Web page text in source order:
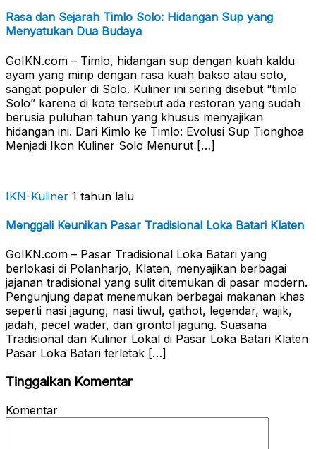
Rasa dan Sejarah Timlo Solo: Hidangan Sup yang
Menyatukan Dua Budaya
GoIKN.com – Timlo, hidangan sup dengan kuah kaldu
ayam yang mirip dengan rasa kuah bakso atau soto,
sangat populer di Solo. Kuliner ini sering disebut “timlo
Solo” karena di kota tersebut ada restoran yang sudah
berusia puluhan tahun yang khusus menyajikan
hidangan ini. Dari Kimlo ke Timlo: Evolusi Sup Tionghoa
Menjadi Ikon Kuliner Solo Menurut […]
IKN-Kuliner 1 tahun lalu
Menggali Keunikan Pasar Tradisional Loka Batari Klaten
GoIKN.com – Pasar Tradisional Loka Batari yang
berlokasi di Polanharjo, Klaten, menyajikan berbagai
jajanan tradisional yang sulit ditemukan di pasar modern.
Pengunjung dapat menemukan berbagai makanan khas
seperti nasi jagung, nasi tiwul, gathot, legendar, wajik,
jadah, pecel wader, dan grontol jagung. Suasana
Tradisional dan Kuliner Lokal di Pasar Loka Batari Klaten
Pasar Loka Batari terletak […]
Tinggalkan Komentar
Komentar